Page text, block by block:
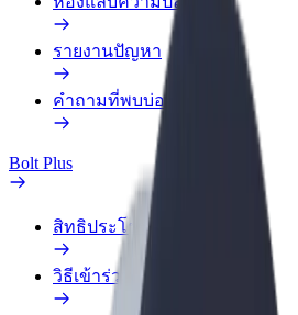
รายงานปัญหา
คำถามที่พบบ่อย
Bolt Plus
สิทธิประโยชน์
วิธีเข้าร่วม